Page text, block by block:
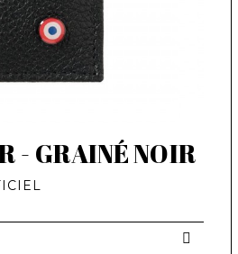
- GRAINÉ NOIR